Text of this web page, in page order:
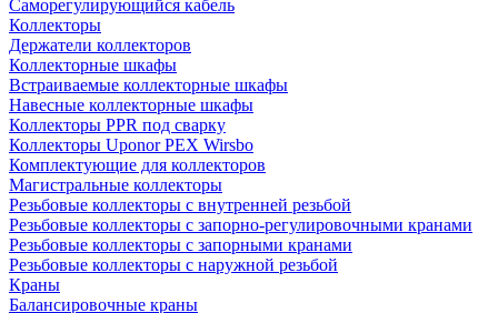
Саморегулирующийся кабель
Коллекторы
Держатели коллекторов
Коллекторные шкафы
Встраиваемые коллекторные шкафы
Навесные коллекторные шкафы
Коллекторы PPR под сварку
Коллекторы Uponor PEX Wirsbo
Комплектующие для коллекторов
Магистральные коллекторы
Резьбовые коллекторы с внутренней резьбой
Резьбовые коллекторы с запорно-регулировочными кранами
Резьбовые коллекторы с запорными кранами
Резьбовые коллекторы с наружной резьбой
Краны
Балансировочные краны